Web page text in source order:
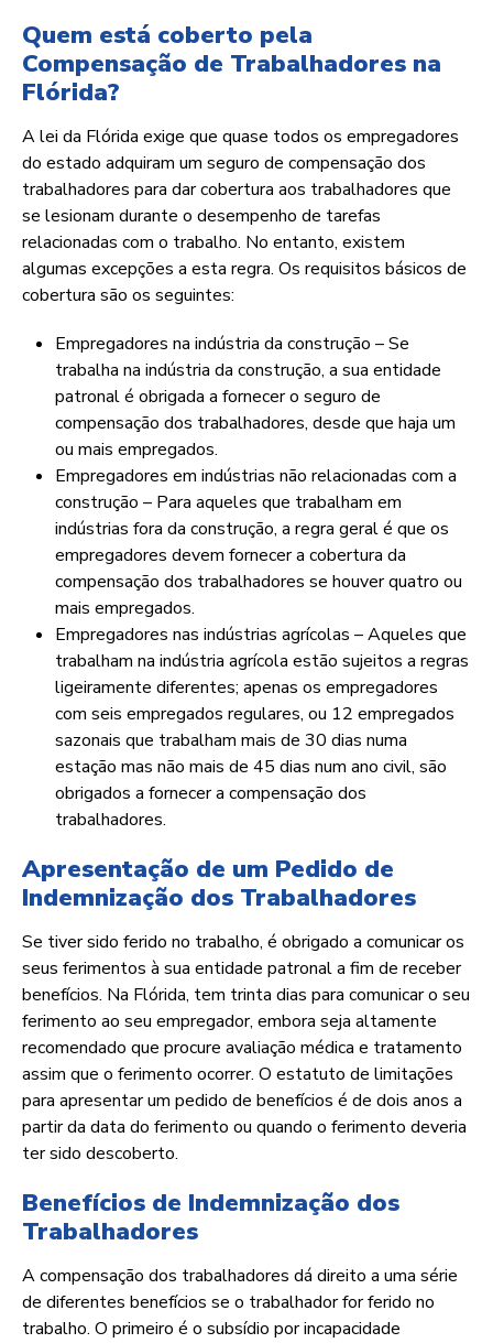
Quem está coberto pela
Compensação de Trabalhadores na
Flórida?
A lei da Flórida exige que quase todos os empregadores
do estado adquiram um seguro de compensação dos
trabalhadores para dar cobertura aos trabalhadores que
se lesionam durante o desempenho de tarefas
relacionadas com o trabalho. No entanto, existem
algumas excepções a esta regra. Os requisitos básicos de
cobertura são os seguintes:
Empregadores na indústria da construção – Se
trabalha na indústria da construção, a sua entidade
patronal é obrigada a fornecer o seguro de
compensação dos trabalhadores, desde que haja um
ou mais empregados.
Empregadores em indústrias não relacionadas com a
construção – Para aqueles que trabalham em
indústrias fora da construção, a regra geral é que os
empregadores devem fornecer a cobertura da
compensação dos trabalhadores se houver quatro ou
mais empregados.
Empregadores nas indústrias agrícolas – Aqueles que
trabalham na indústria agrícola estão sujeitos a regras
ligeiramente diferentes; apenas os empregadores
com seis empregados regulares, ou 12 empregados
sazonais que trabalham mais de 30 dias numa
estação mas não mais de 45 dias num ano civil, são
obrigados a fornecer a compensação dos
trabalhadores.
Apresentação de um Pedido de
Indemnização dos Trabalhadores
Se tiver sido ferido no trabalho, é obrigado a comunicar os
seus ferimentos à sua entidade patronal a fim de receber
benefícios. Na Flórida, tem trinta dias para comunicar o seu
ferimento ao seu empregador, embora seja altamente
recomendado que procure avaliação médica e tratamento
assim que o ferimento ocorrer. O estatuto de limitações
para apresentar um pedido de benefícios é de dois anos a
partir da data do ferimento ou quando o ferimento deveria
ter sido descoberto.
Benefícios de Indemnização dos
Trabalhadores
A compensação dos trabalhadores dá direito a uma série
de diferentes benefícios se o trabalhador for ferido no
trabalho. O primeiro é o subsídio por incapacidade